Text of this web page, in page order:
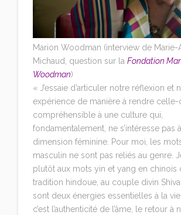
Marion Woodman (interview de Marie-
Michaud, question sur laFondation
Woodman)
« J’essaie d’articuler notre réflexion et
expérience de manière à rendre celle-
compréhensible à une culture qui,
fondamentalement, ne s’intéresse pas
dimension féminine. Pour moi, les
masculin ne sont pas reliés au genre.
plutôt aux mots yin et yang en chinois
tradition hindoue, au couple divin Shiva
sont deux énergies essentielles à la
c’est l’authenticité de l’âme, le retour à